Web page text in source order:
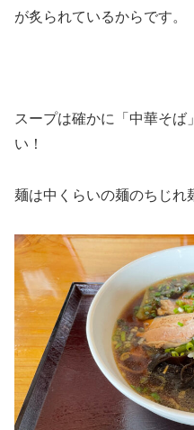
が炙られているからです。
スープは確かに「中華そば
い！
麺は中くらいの麺のちじれ